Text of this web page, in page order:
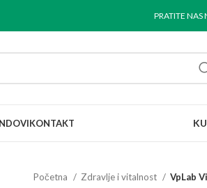
PRATITE
KONTAKT
Početna Zdravlje i vitalnost VpLab